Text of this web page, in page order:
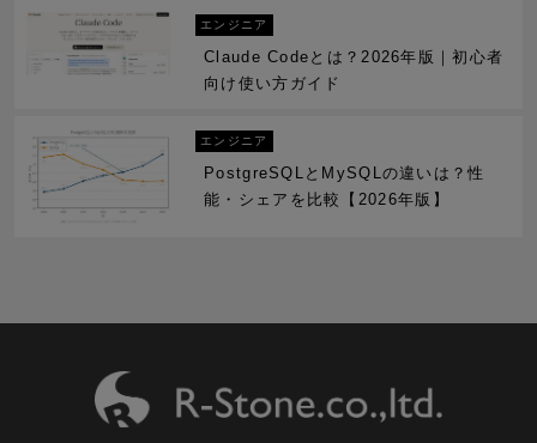
エンジニア
Claude Codeとは？2026年版｜初心者
向け使い方ガイド
エンジニア
PostgreSQLとMySQLの違いは？性
能・シェアを比較【2026年版】